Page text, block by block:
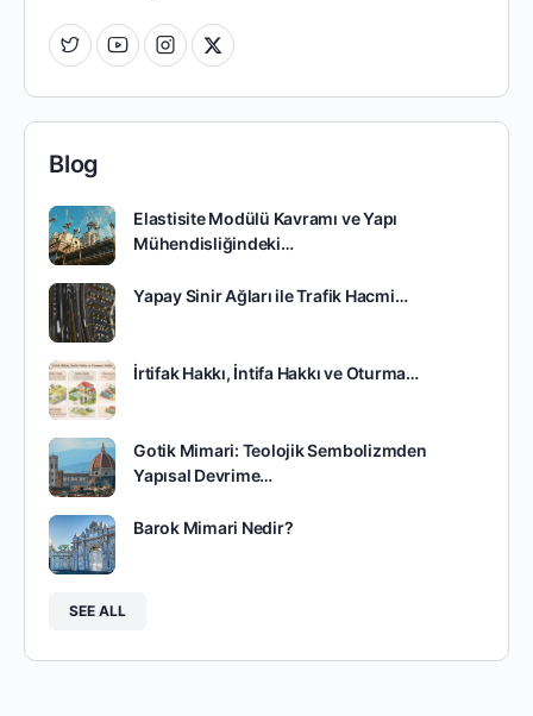
Blog
Elastisite Modülü Kavramı ve Yapı
Mühendisliğindeki…
Yapay Sinir Ağları ile Trafik Hacmi…
İrtifak Hakkı, İntifa Hakkı ve Oturma…
Gotik Mimari: Teolojik Sembolizmden
Yapısal Devrime…
Barok Mimari Nedir?
SEE ALL